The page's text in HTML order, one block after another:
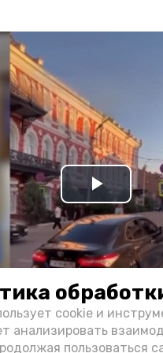
cookie и
анализировать
пользоваться
Play
Video